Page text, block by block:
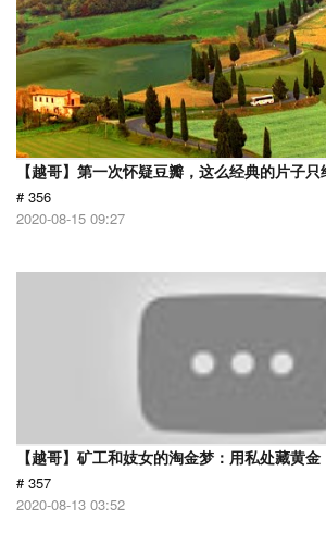
【越哥】第一次怀疑豆瓣，这么经典的片子只
# 356
2020-08-15 09:27
【越哥】矿工和妓女的淘金梦：用私处藏黄金
# 357
2020-08-13 03:52